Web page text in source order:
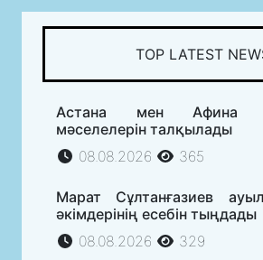
TOP LATEST
Астана мен Афина
мәселелерін талқылады
08.08.2026
365
Марат Сұлтанғазиев
әкімдерінің есебін тыңдады
08.08.2026
329